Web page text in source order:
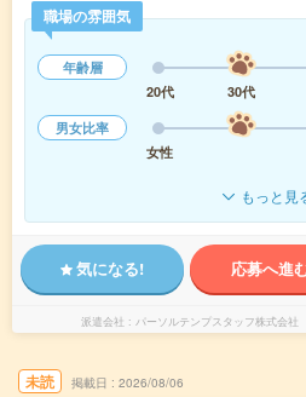
職場の雰囲気
年齢層
20代
30代
男女比率
女性
もっと見
気になる! 応募へ進
派遣会社 パーソルテンプスタッフ株式会社
未読 掲載日 2026/08/06